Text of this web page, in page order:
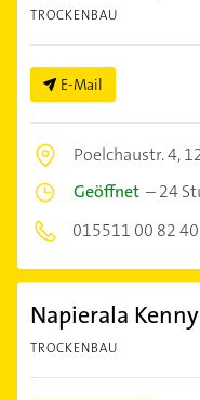
TROCKENBAU
E-Mail
Poelchaustr. 4,
Geöffnet –24
015511 00 82 40
Napierala Kenny
TROCKENBAU